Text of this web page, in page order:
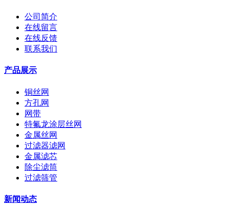
公司简介
在线留言
在线反馈
联系我们
产品展示
铜丝网
方孔网
网带
特氟龙涂层丝网
金属丝网
过滤器滤网
金属滤芯
除尘滤筒
过滤筛管
新闻动态